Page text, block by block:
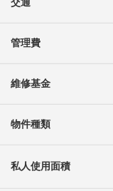
交通
管理費
維修基金
物件種類
私人使用面積